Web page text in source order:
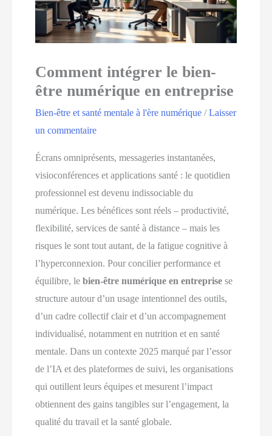
Comment intégrer le bien-
être numérique en entreprise
Bien-être et santé mentale à l'ère numérique /Laisser
un commentaire
Écrans omniprésents, messageries instantanées,
visioconférences et applications santé : le quotidien
professionnel est devenu indissociable du
numérique. Les bénéfices sont réels – productivité,
flexibilité, services de santé à distance – mais les
risques le sont tout autant, de la fatigue cognitive à
l’hyperconnexion. Pour concilier performance et
équilibre, lebien-être numérique en entreprise se
structure autour d’un usage intentionnel des outils,
d’un cadre collectif clair et d’un accompagnement
individualisé, notamment en nutrition et en santé
mentale. Dans un contexte 2025 marqué par l’essor
de l’IA et des plateformes de suivi, les organisations
qui outillent leurs équipes et mesurent l’impact
obtiennent des gains tangibles sur l’engagement, la
qualité du travail et la santé globale.